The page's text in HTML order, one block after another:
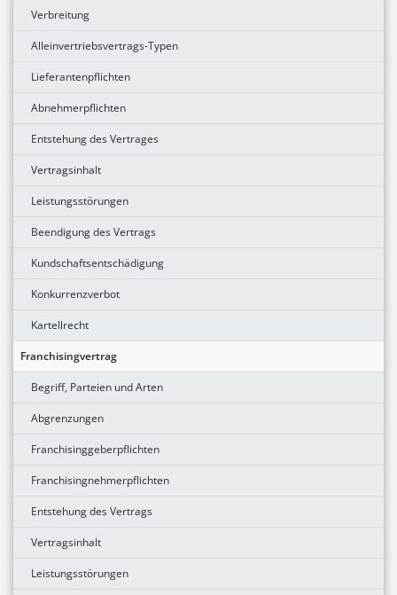
Verbreitung
Alleinvertriebsvertrags-Typen
Lieferantenpflichten
Abnehmerpflichten
Entstehung des Vertrages
Vertragsinhalt
Leistungsstörungen
Beendigung des Vertrags
Kundschaftsentschädigung
Konkurrenzverbot
Kartellrecht
Franchisingvertrag
Begriff, Parteien und Arten
Abgrenzungen
Franchisinggeberpflichten
Franchisingnehmerpflichten
Entstehung des Vertrags
Vertragsinhalt
Leistungsstörungen